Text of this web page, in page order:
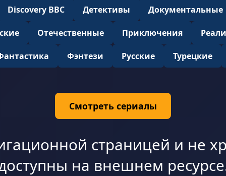
Discovery BBC Детективы Документальные
Отечественные Приключения
Фэнтези Русские Турецкие
Смотреть сериалы
страницей и не
на внешнем